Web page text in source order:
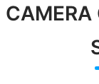
CAMERA